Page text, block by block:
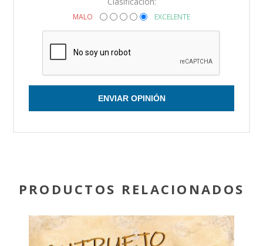
MALO EXCELENTE
ENVIAR OPINIÓN
PRODUCTOS RELACIONADOS